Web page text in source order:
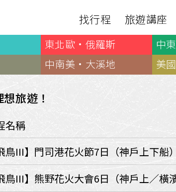
找行程
經典日本
奧入瀨溪
南紀熊野古道
廣島‧四國
北陸
日本名旅館
🍁北海道
🍁新潟‧谷川
🍁四國山陽
🍁伊豆‧演歌天后演唱會
❄️札幌雪祭
🧧山口縣
非洲
中
西
馬
肯亞
利
突
旅遊講座
表單下載
旅客服務確認單
傳真刷卡單
郵輪國外旅遊定型化契約
國內旅遊定型化契約
東北歐·俄羅斯 中東
中南美·大溪地 美
旅遊！
名稱
鳥III】門司港花火節7日（神戶上下船）
鳥III】熊野花火大會6日（神戶上／橫